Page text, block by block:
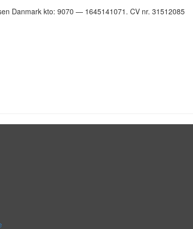
Danmark kto: 9070 — 1645141071. CV nr. 31512085